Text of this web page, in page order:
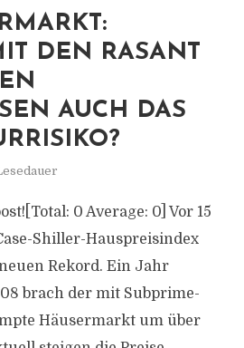
DEN RASANT
AUCH DAS
0 Average: 0] Vor 15
Shiller-Hauspreisindex
Rekord. Ein Jahr
brach der mit Subprime-
Häusermarkt um über